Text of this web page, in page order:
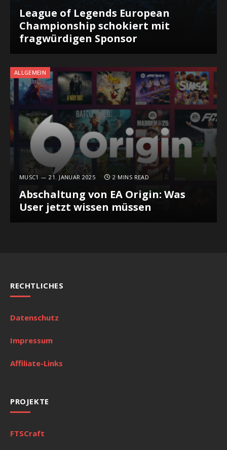
League of Legends European
Championship schokiert mit
fragwürdigen Sponsor
ALLGEMEIN
MUSC1 21. JANUAR 2025 2 MINS READ
Abschaltung von EA Origin: Was
User jetzt wissen müssen
RECHTLICHES
Datenschutz
Impressum
Affiliate-Links
PROJEKTE
FTSCraft